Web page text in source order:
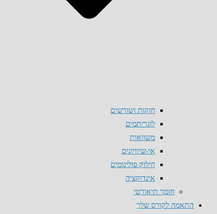
חזקות ושורשים
לוגריתמים
משוואות
אי-שיוויונים
חילוק פולינומים
אינדוקציה
חומר תיאורטי
התאמה לקורס שלך